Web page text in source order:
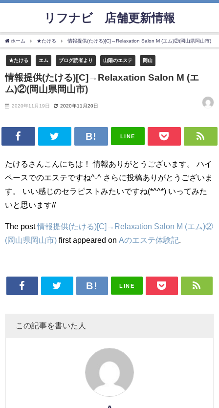
リフナビ®店舗更新情報
ホーム ★たける 情報提供(たける)[C]→Relaxation Salon M (エム)②(岡山県岡山市)
★たける エム ブログ読者より 山陽のエステ 岡山
情報提供(たける)[C]→Relaxation Salon M (エ
ム)②(岡山県岡山市)
2020年11月19日 2020年11月20日
LINE
たけるさんこんにちは！ 情報ありがとうございます。 ハイ
ペースでのエステですね^-^ さらに投稿ありがとうございま
す。 いい感じのセラピストみたいですね(*^^*) いってみた
いと思います//
The post情報提供(たける)[C]→Relaxation Salon M (エム)②
(岡山県岡山市) first appeared on Aのエステ体験記
LINE
この記事を書いた人